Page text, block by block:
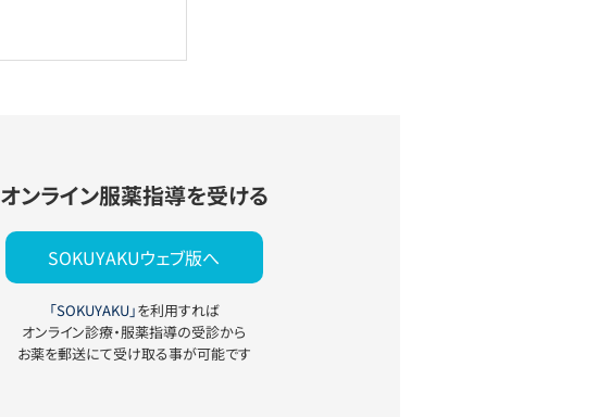
オンライン服薬指導を受ける
SOKUYAKUウェブ版へ
「SOKUYAKU」を利用すれば
オンライン診療・服薬指導の受診から
お薬を郵送にて受け取る事が可能です